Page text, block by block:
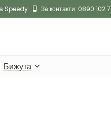
Speedy За контакти: 0890 102
Бижута